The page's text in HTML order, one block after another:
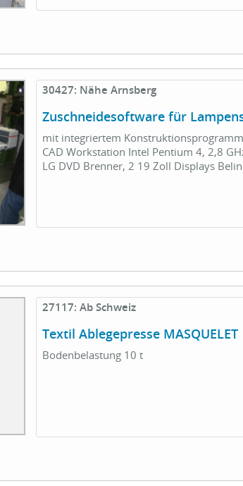
30427: Nähe Arnsberg
Zuschneidesoftware für
mit integriertem
CAD Workstation Intel Pentium 4, 2,8
LG DVD Brenner, 2 19 Zoll Displays
27117: Ab Schweiz
Textil Ablegepresse MASQUELET
Bodenbelastung 10 t